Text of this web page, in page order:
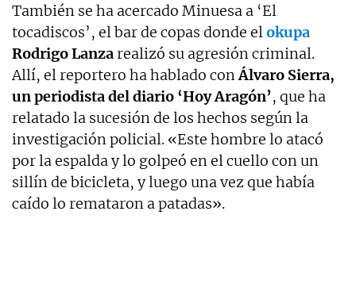
También se ha acercado Minuesa a ‘El
tocadiscos’, el bar de copas donde elokupa
Rodrigo Lanzarealizó su agresión criminal.
Allí, el reportero ha hablado conÁlvaro Sierra,
un periodista del diario ‘Hoy Aragón’, que ha
relatado la sucesión de los hechos según la
investigación policial. «Este hombre lo atacó
por la espalda y lo golpeó en el cuello con un
sillín de bicicleta, y luego una vez que había
caído lo remataron a patadas».